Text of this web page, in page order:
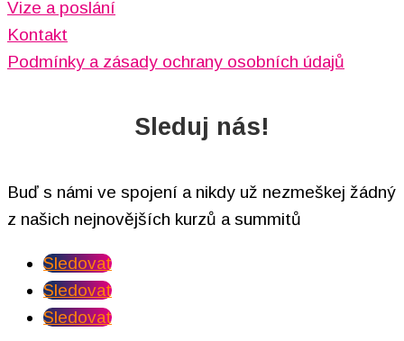
Vize a poslání
Kontakt
Podmínky a zásady ochrany osobních údajů
Sleduj nás!
Buď s námi ve spojení a nikdy už nezmeškej žádný
z našich nejnovějších kurzů a summitů
Sledovat
Sledovat
Sledovat